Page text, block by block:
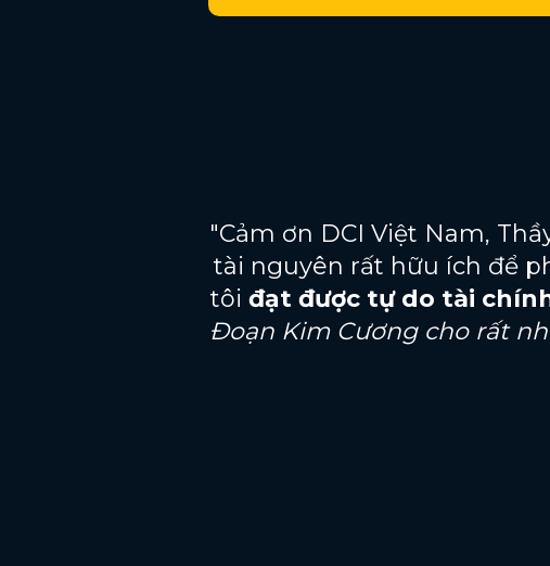
"Cảm ơn DCI Việt Nam,
tài nguyên rất hữu ích để
tôi đạt được tự do tài
Đoạn Kim Cương cho rất